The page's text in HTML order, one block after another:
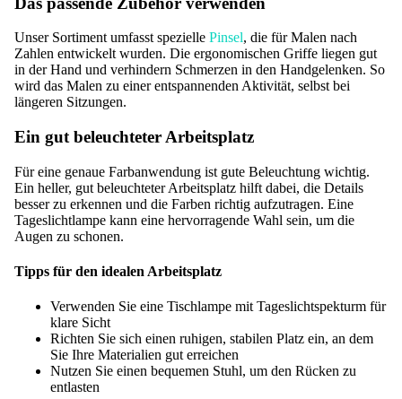
Unser Sortiment umfasst spezielle Pinsel, die für Malen nach
Zahlen entwickelt wurden. Die ergonomischen Griffe liegen gut
in der Hand und verhindern Schmerzen in den Handgelenken. So
wird das Malen zu einer entspannenden Aktivität, selbst bei
längeren Sitzungen.
Ein gut beleuchteter Arbeitsplatz
Für eine genaue Farbanwendung ist gute Beleuchtung wichtig.
Ein heller, gut beleuchteter Arbeitsplatz hilft dabei, die Details
besser zu erkennen und die Farben richtig aufzutragen. Eine
Tageslichtlampe kann eine hervorragende Wahl sein, um die
Augen zu schonen.
Tipps für den idealen Arbeitsplatz
Verwenden Sie eine Tischlampe mit Tageslichtspekturm für
klare Sicht
Richten Sie sich einen ruhigen, stabilen Platz ein, an dem
Sie Ihre Materialien gut erreichen
Nutzen Sie einen bequemen Stuhl, um den Rücken zu
entlasten